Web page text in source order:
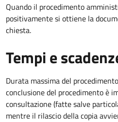
Quando il procedimento
positivamente si ottiene la
chiesta.
Tempi e
Durata massima del
conclusione del procedimento è
consultazione (fatte salve
mentre il rilascio della copia